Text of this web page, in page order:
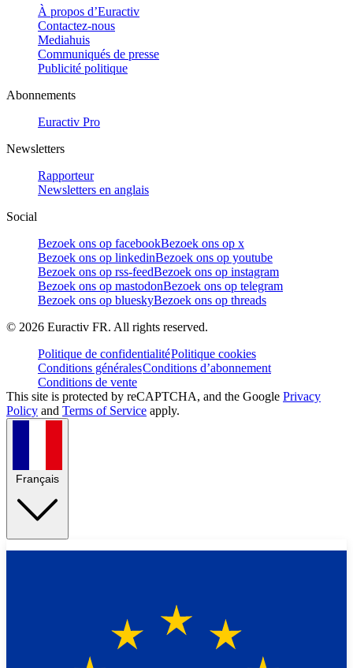
À propos d’Euractiv
Contactez-nous
Mediahuis
Communiqués de presse
Publicité politique
Abonnements
Euractiv Pro
Newsletters
Rapporteur
Newsletters en anglais
Social
Bezoek ons op facebookBezoek ons op x
Bezoek ons op linkedinBezoek ons op youtube
Bezoek ons op rss-feedBezoek ons op instagram
Bezoek ons op mastodonBezoek ons op telegram
Bezoek ons op blueskyBezoek ons op threads
© 2026 Euractiv FR. All rights reserved.
Politique de confidentialitéPolitique cookies
Conditions généralesConditions d’abonnement
Conditions de vente
This site is protected by reCAPTCHA, and the Google Privacy
Policy and Terms of Service apply.
Français